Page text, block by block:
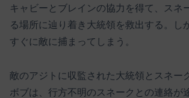
キャビーとブレインの協力を得て、スネ
る場所に辿り着き大統領を救出する。し
すぐに敵に捕まってしまう。
敵のアジトに収監された大統領とスネー
ボブは、行方不明のスネークとの連絡が